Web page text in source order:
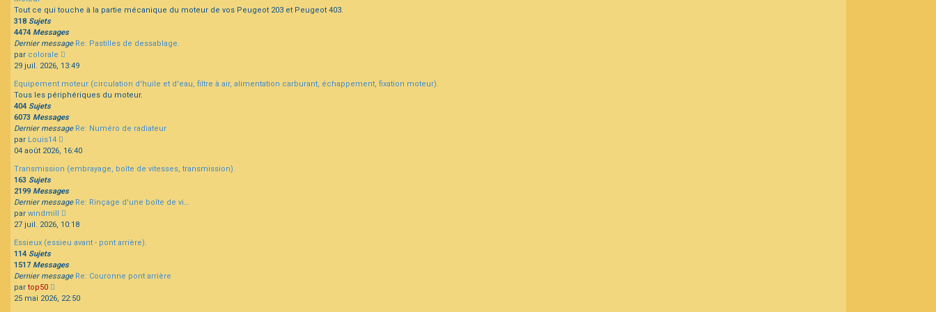
Tout ce qui touche à la partie mécanique du moteur de vos Peugeot 203 et Peugeot 403.
318 Sujets
4474 Messages
Dernier message Re: Pastilles de dessablage.
par colorale
le
message
29 juil. 2026, 13:49
Equipement moteur (circulation d'huile et d'eau, filtre à air, alimentation carburant, échappement, fixation moteur).
Tous les périphériques du moteur.
404 Sujets
6073 Messages
Dernier message Re: Numéro de radiateur
par Louis14
le
message
04 août 2026, 16:40
Transmission (embrayage, boîte de vitesses, transmission).
163 Sujets
2199 Messages
Dernier message Re: Rinçage d'une boîte de vi…
par windmill
le
message
27 juil. 2026, 10:18
Essieux (essieu avant - pont arrière).
114 Sujets
1517 Messages
Dernier message Re: Couronne pont arrière
par top50
le
25 mai 2026, 22:50